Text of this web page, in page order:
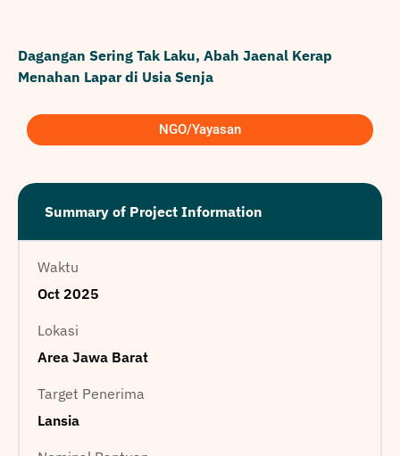
Dagangan Sering Tak Laku, Abah Jaenal Kerap
Menahan Lapar di Usia Senja
NGO/Yayasan
Summary of Project Information
Waktu
Oct 2025
Lokasi
Area Jawa Barat
Target Penerima
Lansia